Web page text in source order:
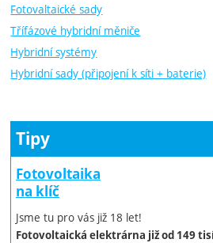
Fotovaltaické sady
Třífázové hybridní měniče
Hybridní systémy
Hybridní sady (připojení k síti + baterie)
Tipy
Fotovoltaika
na klíč
Jsme tu pro vás již 18 let!
Fotovoltaická elektrárna již od 149